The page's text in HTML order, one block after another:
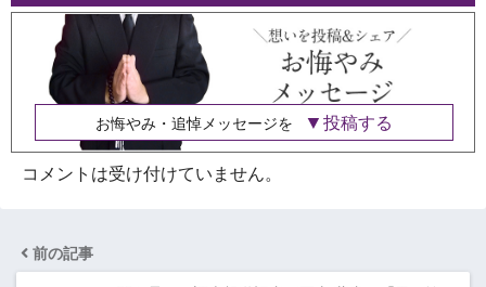
お悔やみ・追悼メッセージを 投稿する
コメントは受け付けていません。
前の記事